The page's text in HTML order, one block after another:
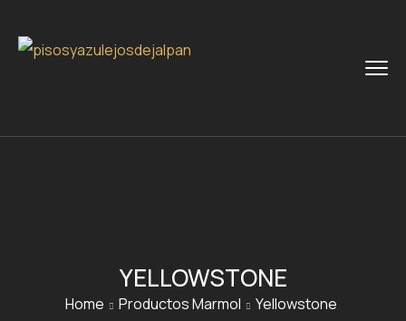
YELLOWSTONE
Home Productos Marmol Yellowstone